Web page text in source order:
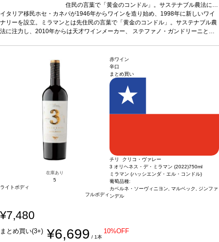
住民の言葉で「黄金のコンドル」。サステナブル農法に注
力し、2010年からは天才ワインメーカー、 ステファノ・
ガンドリーニと協力し、高品質ワインを生産。テイステ
ィングノート スミレがかった濃い赤色。凝縮してエレガ
ニンと、しっかりしたストラクチャーを持ち、たっぷりと
した酸味に長くジューシーな後味が続く。
ルしたラム、霜降り肉やチーズなどと好相性
*本ヴィンテージが在庫切れの場合、在庫
があり価格が同様の場合は自動的に次のヴィンテージに変
更されます、ご了承ください。
イタリア移民ホセ・カネパが1946年からワインを造り始め、1998年に新しいワイ
ナリーを設立。ミラマンとは先住民の言葉で「黄金のコンドル」。サステナブル農
法に注力し、2010年からは天才ワインメーカー、 ステファノ・ガンドリーニと協
スパイスの含みを伴う。美味しく滑らかなタンニンと、しっかりしたストラクチャ
ーを持ち、たっぷりとした酸味に長くジューシーな後味が続く。
したラム、霜降り肉やチーズなどと好相性葡萄品種
ージが在庫切れの場合、在庫があり価格が同様の場合は自動的に次のヴィンテージ
に変更されます、ご了承ください。
在庫あり
5
ライトボディ
フルボディ
赤ワイン
辛口
まとめ買い
チリ クリコ・ヴァレー
3 オリヘネス・デ・ミラマン (2022)750ml
ミラマン (ハッシエンダ・エル・コンドル)
葡萄品種:
カベルネ・ソーヴィニヨン, マルベック, ジンファ
ンデル
¥7,480
まとめ買い(3+) ¥6,699 / 1本
10%OFF